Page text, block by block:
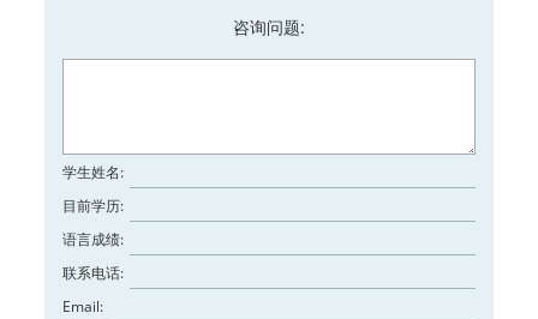
咨询问题:
学生姓名:
目前学历:
语言成绩:
联系电话:
Email: